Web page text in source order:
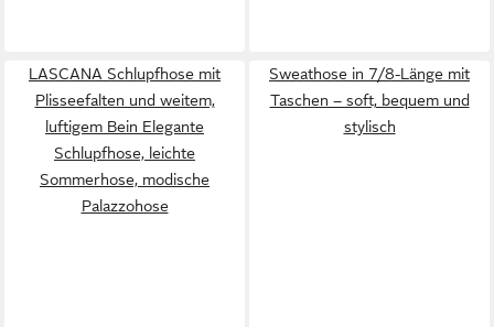
LASCANA Schlupfhose mit
Plisseefalten und weitem,
luftigem Bein Elegante
Schlupfhose, leichte
Sommerhose, modische
Palazzohose
Sweathose in 7/8-Länge mit
Taschen – soft, bequem und
stylisch